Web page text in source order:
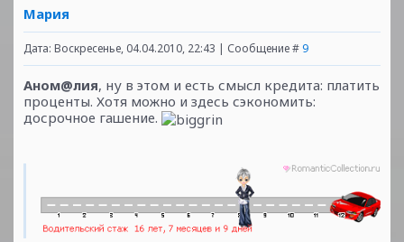
Мария
Дата: Воскресенье, 04.04.2010, 22:43 | Сообщение #9
Аном@лия, ну в этом и есть смысл кредита: платить
проценты. Хотя можно и здесь сэкономить:
досрочное гашение.